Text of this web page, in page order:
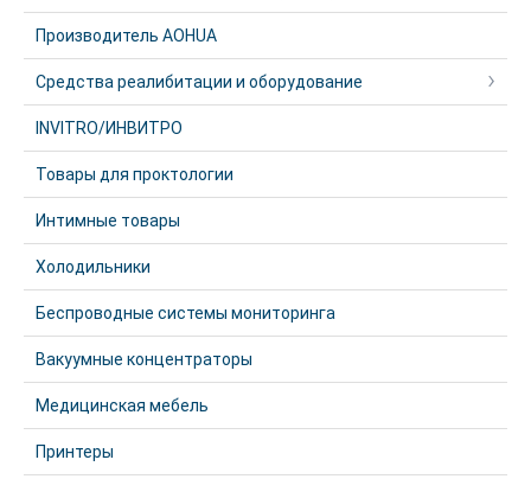
Производитель AOHUA
Средства реалибитации и оборудование
INVITRO/ИНВИТРО
Товары для проктологии
Интимные товары
Холодильники
Беспроводные системы мониторинга
Вакуумные концентраторы
Медицинская мебель
Принтеры